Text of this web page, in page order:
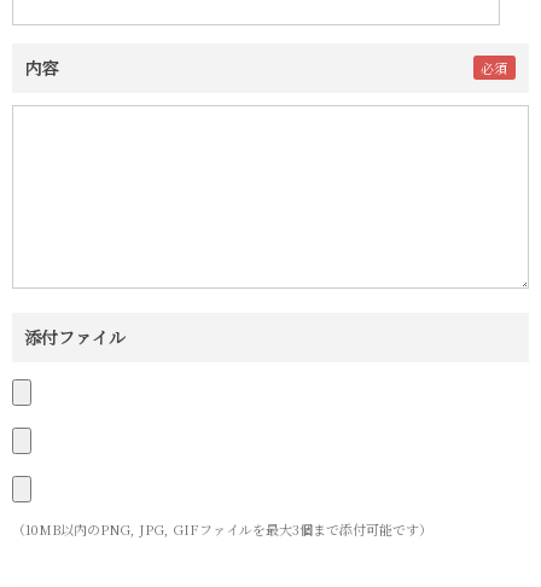
内容
添付ファイル
（10MB以内のPNG, JPG, GIFファイルを最大3個まで添付可能です）